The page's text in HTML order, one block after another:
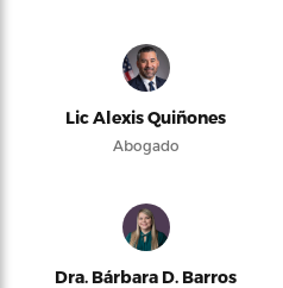
Lic Alexis Quiñones
Abogado
Dra. Bárbara D. Barros